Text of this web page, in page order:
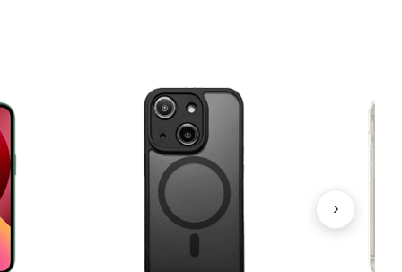
kan
velges
på
produktsiden
›